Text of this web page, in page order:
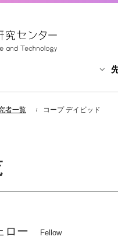
者一覧 コープ デイビッド
ロー Fellow